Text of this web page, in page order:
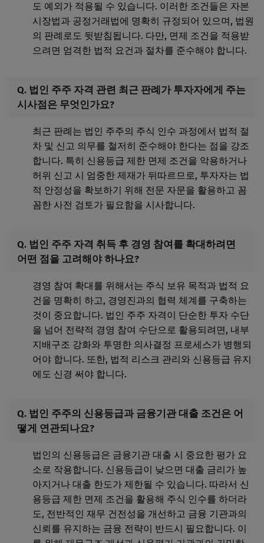
도 예외가 적용될 수 있습니다. 이러한 조건들은 자본
시장법과 공정거래법에 명확히 규정되어 있으며, 법원
의 판례로도 뒷받침됩니다. 다만, 면제 조건을 적용받
으려면 엄격한 법적 요건과 절차를 준수해야 합니다.
Q. 법인 주주 자격 관련 최근 판례가 투자자에게 주는
시사점은 무엇인가요?
최근 판례는 법인 주주의 주식 인수 과정에서 법적 절
차 및 신고 의무를 철저히 준수해야 한다는 점을 강조
합니다. 특히 신용등급 제한 면제 조건을 악용하거나
허위 신고 시 엄중한 제재가 뒤따르므로, 투자자는 법
적 안정성을 확보하기 위해 전문 자문을 활용하고 꼼
꼼한 사전 검토가 필요함을 시사합니다.
Q. 법인 주주 자격 취득 후 경영 참여를 확대하려면
어떤 점을 고려해야 하나요?
경영 참여 확대를 위해서는 주식 보유 목적과 법적 요
건을 명확히 하고, 경영진과의 협력 체계를 구축하는
것이 중요합니다. 법인 주주 자격이 단순한 투자 수단
을 넘어 전략적 경영 참여 수단으로 활용되려면, 내부
지배구조 강화와 투명한 의사결정 프로세스가 병행되
어야 합니다. 또한, 법적 리스크 관리와 신용등급 유지
에도 신경 써야 합니다.
Q. 법인 주주의 신용등급과 금융기관 대출 조건은 어
떻게 연관되나요?
법인의 신용등급은 금융기관 대출 시 중요한 평가 요
소로 작용합니다. 신용등급이 낮으면 대출 금리가 높
아지거나 대출 한도가 제한될 수 있습니다. 따라서 신
용등급 제한 면제 조건을 활용해 주식 인수를 하더라
도, 전반적인 재무 건전성을 개선하고 금융 기관과의
신뢰를 유지하는 금융 전략이 반드시 필요합니다. 이